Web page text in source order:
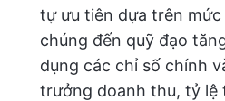
tự ưu tiên dựa trên
chúng đến quỹ đạo
dụng các chỉ số chính
trưởng doanh thu, tỷ lệ